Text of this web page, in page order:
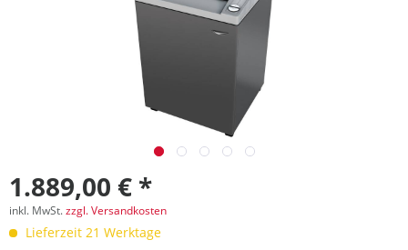
1.889,00 € *
inkl. MwSt.zzgl. Versandkosten
Lieferzeit 21 Werktage